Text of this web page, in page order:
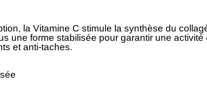
la Vitamine C stimule la synthèse du
une forme stabilisée pour garantir une
et anti-taches.